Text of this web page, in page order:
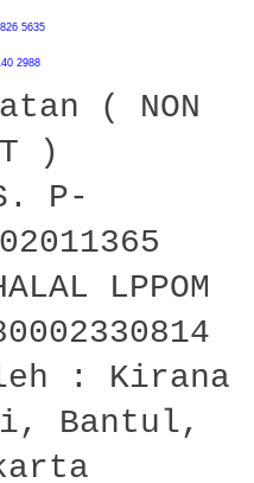
5635
2988
( NON
)
P-
LPPOM
: Kirana
Bantul,